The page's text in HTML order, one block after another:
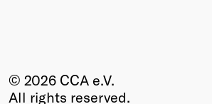
© 2026 CCA e.V.
All rights reserved.